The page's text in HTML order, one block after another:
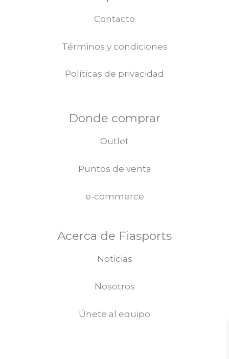
Contacto
Términos y condiciones
Políticas de privacidad
Donde comprar
Outlet
Puntos de venta
e-commerce
Acerca de Fiasports
Noticias
Nosotros
Únete al equipo